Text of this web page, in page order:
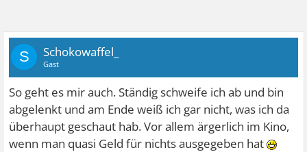
S Schokowaffel_
Gast
So geht es mir auch. Ständig schweife ich ab und bin
abgelenkt und am Ende weiß ich gar nicht, was ich da
überhaupt geschaut hab. Vor allem ärgerlich im Kino,
wenn man quasi Geld für nichts ausgegeben hat